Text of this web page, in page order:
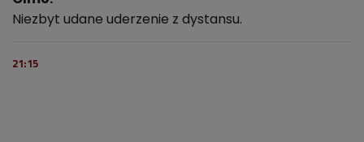
Niezbyt udane uderzenie z dystansu.
21:15